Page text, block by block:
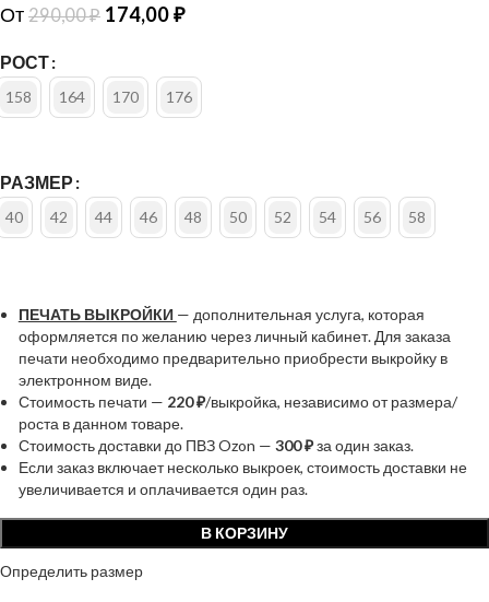
От 290,00₽ 174,00₽
РОСТ
158 164 170 176
РАЗМЕР
40 42 44 46 48 50 52 54 56 58
ПЕЧАТЬ ВЫКРОЙКИ — дополнительная услуга, которая
оформляется по желанию через личный кабинет. Для заказа
печати необходимо предварительно приобрести выкройку в
электронном виде.
Стоимость печати — 220 ₽/выкройка, независимо от размера/
роста в данном товаре.
Стоимость доставки до ПВЗ Ozon — 300 ₽за один заказ.
Если заказ включает несколько выкроек, стоимость доставки не
увеличивается и оплачивается один раз.
В КОРЗИНУ
Определить размер